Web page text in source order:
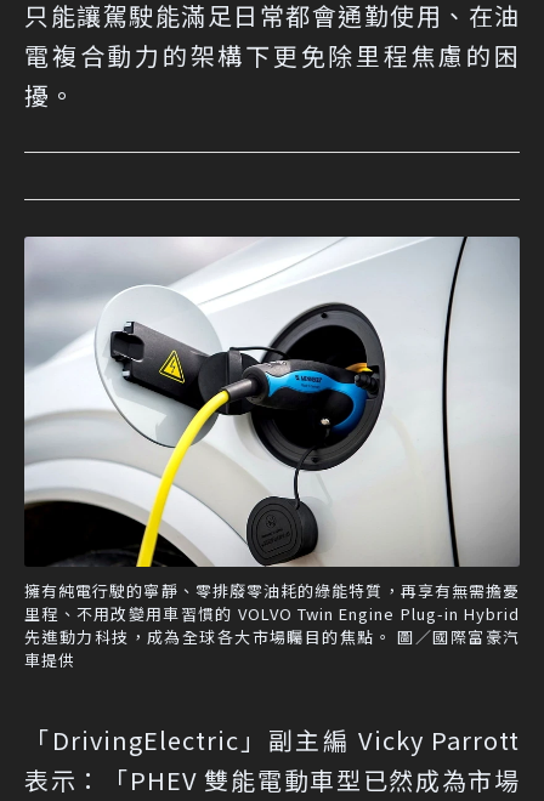
只能讓駕駛能滿足日常都會通勤使用、在油
電複合動力的架構下更免除里程焦慮的困
擾。
擁有純電行駛的寧靜、零排廢零油耗的綠能特質，再享有無需擔憂
里程、不用改變用車習慣的 VOLVO Twin Engine Plug-in Hybrid
先進動力科技，成為全球各大市場矚目的焦點。 圖／國際富豪汽
車提供
「DrivingElectric」副主編 Vicky Parrott
表示：「PHEV 雙能電動車型已然成為市場